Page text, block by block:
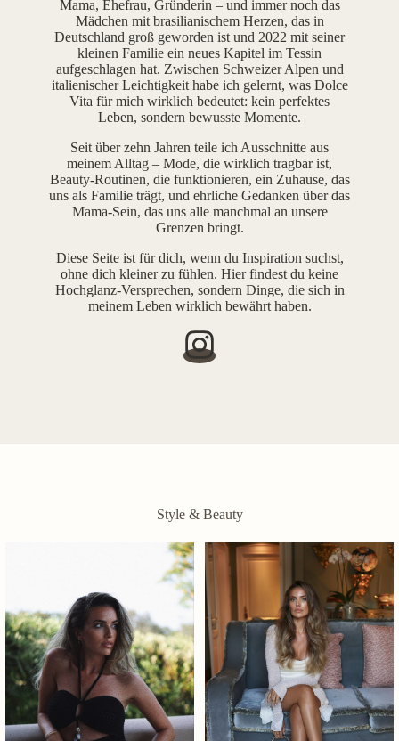
Mama, Ehefrau, Gründerin – und immer noch das
Mädchen mit brasilianischem Herzen, das in
Deutschland groß geworden ist und 2022 mit seiner
kleinen Familie ein neues Kapitel im Tessin
aufgeschlagen hat. Zwischen Schweizer Alpen und
italienischer Leichtigkeit habe ich gelernt, was Dolce
Vita für mich wirklich bedeutet: kein perfektes
Leben, sondern bewusste Momente.
Seit über zehn Jahren teile ich Ausschnitte aus
meinem Alltag – Mode, die wirklich tragbar ist,
Beauty-Routinen, die funktionieren, ein Zuhause, das
uns als Familie trägt, und ehrliche Gedanken über das
Mama-Sein, das uns alle manchmal an unsere
Grenzen bringt.
Diese Seite ist für dich, wenn du Inspiration suchst,
ohne dich kleiner zu fühlen. Hier findest du keine
Hochglanz-Versprechen, sondern Dinge, die sich in
meinem Leben wirklich bewährt haben.
Style & Beauty